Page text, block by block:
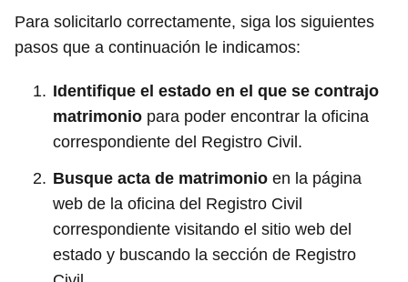
Para solicitarlo correctamente, siga los siguientes
pasos que a continuación le indicamos:
Identifique el estado en el que se contrajo
matrimonio para poder encontrar la oficina
correspondiente del Registro Civil.
Busque acta de matrimonio en la página
web de la oficina del Registro Civil
correspondiente visitando el sitio web del
estado y buscando la sección de Registro